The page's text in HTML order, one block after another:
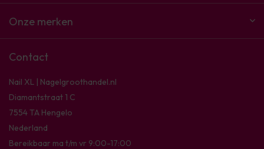
Onze merken
Contact
Nail XL | Nagelgroothandel.nl
Diamantstraat 1 C
7554 TA Hengelo
Nederland
Bereikbaar ma t/m vr 9:00-17:00